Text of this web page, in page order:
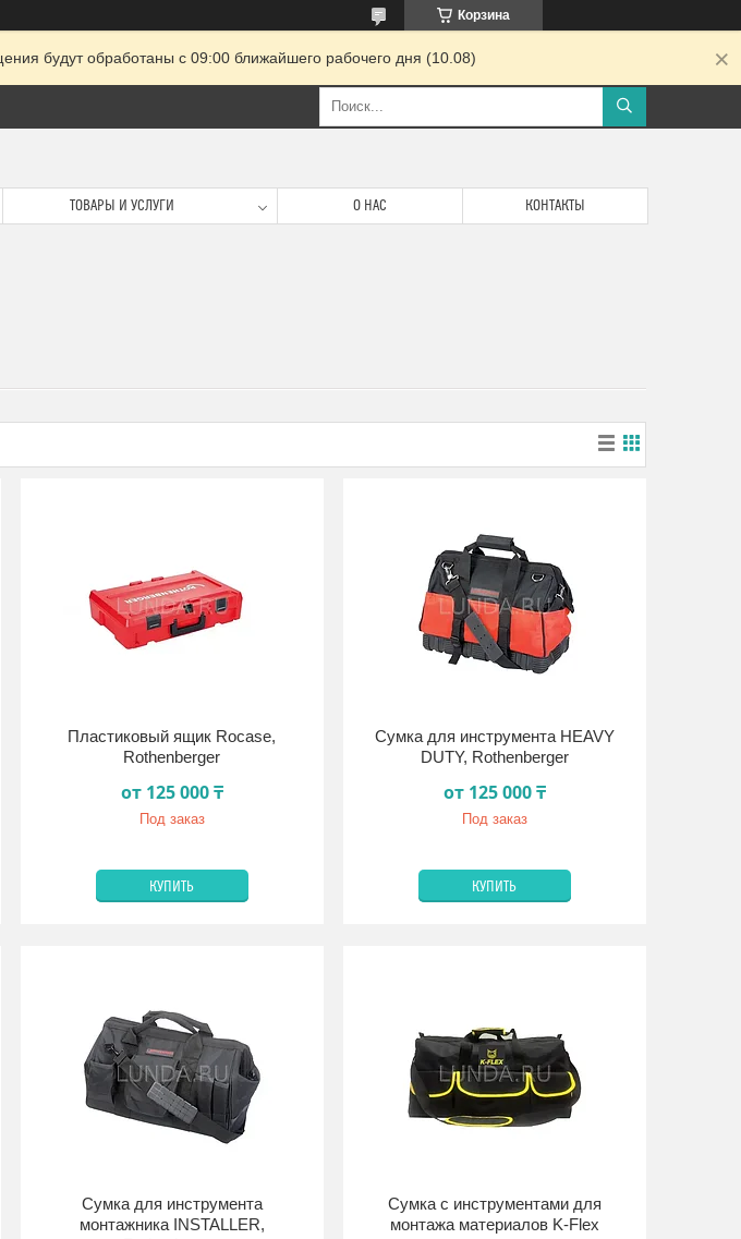
Корзина
будут обработаны с 09:00 ближайшего рабочего дня (10.08)
ТОВАРЫ И УСЛУГИ О НАС КОНТАКТЫ
Пластиковый ящик Rocase,
Rothenberger
от 125 000 ₸
Под заказ
КУПИТЬ
Сумка для инструмента HEAVY
DUTY, Rothenberger
от 125 000 ₸
Под заказ
КУПИТЬ
Сумка для инструмента
монтажника INSTALLER,
Сумка с инструментами для
монтажа материалов K-Flex